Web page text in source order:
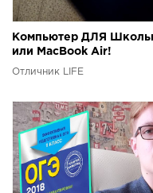
Компьютер ДЛЯ
или MacBook Air!
Отличник LIFE